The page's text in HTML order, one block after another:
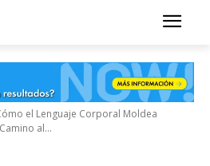
el Lenguaje Corporal Moldea
al...